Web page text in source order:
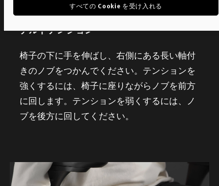
チルトテンション
椅子の下に手を伸ばし、右側にある長い軸付
きのノブをつかんでください。テンションを
強くするには、椅子に座りながらノブを前方
に回します。テンションを弱くするには、ノ
ブを後方に回してください。
すべての Cookie を受け入れる